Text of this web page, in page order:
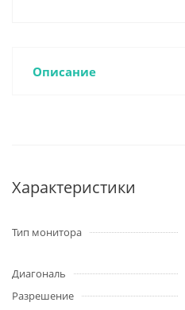
Описание
Характеристики
Тип монитора
Диагональ
Разрешение